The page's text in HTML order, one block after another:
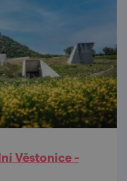
Věstonice -